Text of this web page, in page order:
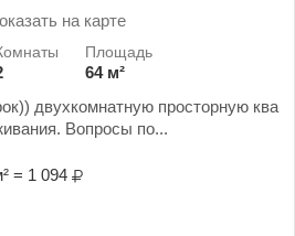
на карте
64 м²
двухкомнатную просторную ква
Вопросы по...
= 1 094